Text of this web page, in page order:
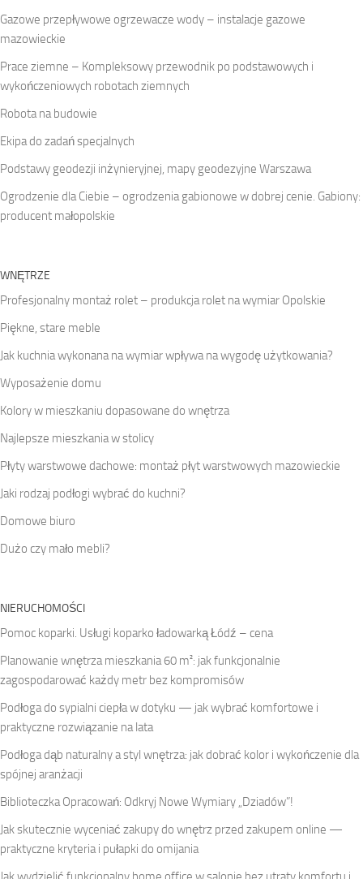
Gazowe przepływowe ogrzewacze wody – instalacje gazowe
mazowieckie
Prace ziemne – Kompleksowy przewodnik po podstawowych i
wykończeniowych robotach ziemnych
Robota na budowie
Ekipa do zadań specjalnych
Podstawy geodezji inżynieryjnej, mapy geodezyjne Warszawa
Ogrodzenie dla Ciebie – ogrodzenia gabionowe w dobrej cenie. Gabiony:
producent małopolskie
WNĘTRZE
Profesjonalny montaż rolet – produkcja rolet na wymiar Opolskie
Piękne, stare meble
Jak kuchnia wykonana na wymiar wpływa na wygodę użytkowania?
Wyposażenie domu
Kolory w mieszkaniu dopasowane do wnętrza
Najlepsze mieszkania w stolicy
Płyty warstwowe dachowe: montaż płyt warstwowych mazowieckie
Jaki rodzaj podłogi wybrać do kuchni?
Domowe biuro
Dużo czy mało mebli?
NIERUCHOMOŚCI
Pomoc koparki. Usługi koparko ładowarką Łódź – cena
Planowanie wnętrza mieszkania 60 m²: jak funkcjonalnie
zagospodarować każdy metr bez kompromisów
Podłoga do sypialni ciepła w dotyku — jak wybrać komfortowe i
praktyczne rozwiązanie na lata
Podłoga dąb naturalny a styl wnętrza: jak dobrać kolor i wykończenie dla
spójnej aranżacji
Biblioteczka Opracowań: Odkryj Nowe Wymiary „Dziadów”!
Jak skutecznie wyceniać zakupy do wnętrz przed zakupem online —
praktyczne kryteria i pułapki do omijania